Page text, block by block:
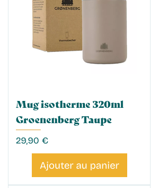
Mug isotherme 320ml
Groenenberg Taupe
Prix
29,90 €
Ajouter au panier